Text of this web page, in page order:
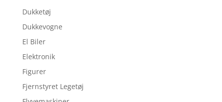
Dukketøj
Dukkevogne
El Biler
Elektronik
Figurer
Fjernstyret Legetøj